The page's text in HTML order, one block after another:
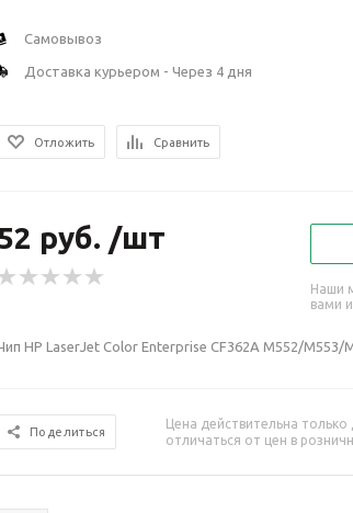
Самовывоз
Доставка курьером - Через 4 дня
Отложить Сравнить
руб. /шт
Наши
вами
HP LaserJet Color Enterprise CF362A M552/M553/
Поделиться
Цена действительна
отличаться от цен в